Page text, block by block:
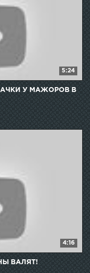
5:24
У МАЖОРОВ В
4:16
ВАЛЯТ!